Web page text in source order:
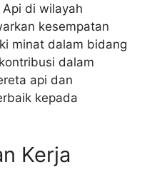
di wilayah
kesempatan
minat dalam bidang
dalam
api dan
kepada
Kerja